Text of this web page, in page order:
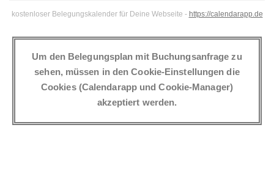
Buchung anfragen
kostenloser Belegungskalender für Deine Webseite - https://calendarapp.de
Um den Belegungsplan mit Buchungsanfrage zu
sehen, müssen in den Cookie-Einstellungen die
Cookies (Calendarapp und Cookie-Manager)
akzeptiert werden.